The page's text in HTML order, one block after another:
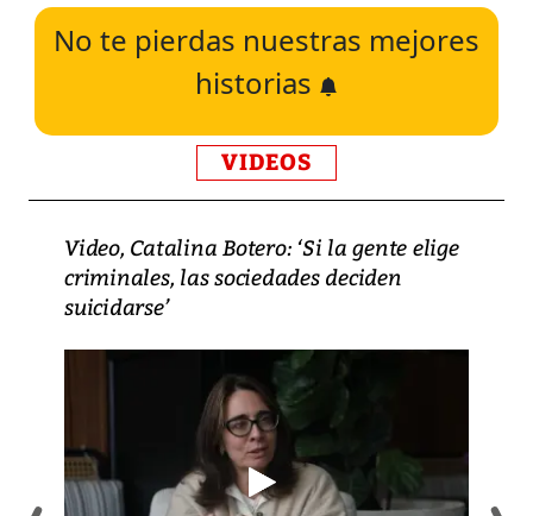
No te pierdas nuestras mejores
historias
VIDEOS
Video, Catalina Botero: ‘Si la gente elige
criminales, las sociedades deciden
suicidarse’